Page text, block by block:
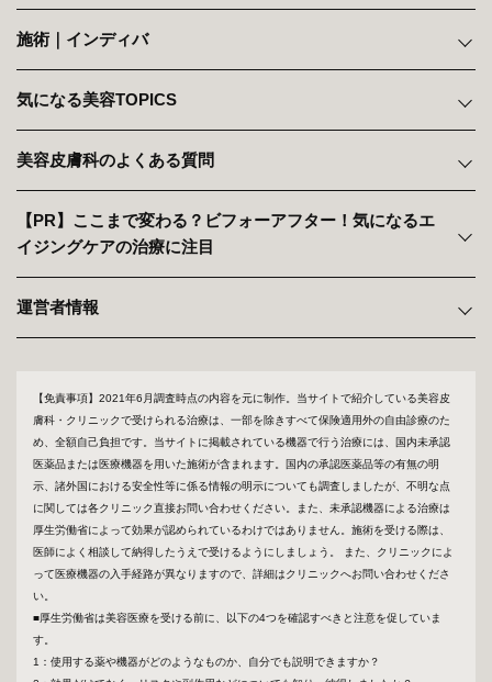
施術｜インディバ
気になる美容TOPICS
美容皮膚科のよくある質問
【PR】ここまで変わる？ビフォーアフター！気になるエ
イジングケアの治療に注目
運営者情報
【免責事項】2021年6月調査時点の内容を元に制作。当サイトで紹介している美容皮
膚科・クリニックで受けられる治療は、一部を除きすべて保険適用外の自由診療のた
め、全額自己負担です。当サイトに掲載されている機器で行う治療には、国内未承認
医薬品または医療機器を用いた施術が含まれます。国内の承認医薬品等の有無の明
示、諸外国における安全性等に係る情報の明示についても調査しましたが、不明な点
に関しては各クリニック直接お問い合わせください。また、未承認機器による治療は
厚生労働省によって効果が認められているわけではありません。施術を受ける際は、
医師によく相談して納得したうえで受けるようにしましょう。 また、クリニックによ
って医療機器の入手経路が異なりますので、詳細はクリニックへお問い合わせくださ
い。
■厚生労働省は美容医療を受ける前に、以下の4つを確認すべきと注意を促していま
す。
1：使用する薬や機器がどのようなものか、自分でも説明できますか？